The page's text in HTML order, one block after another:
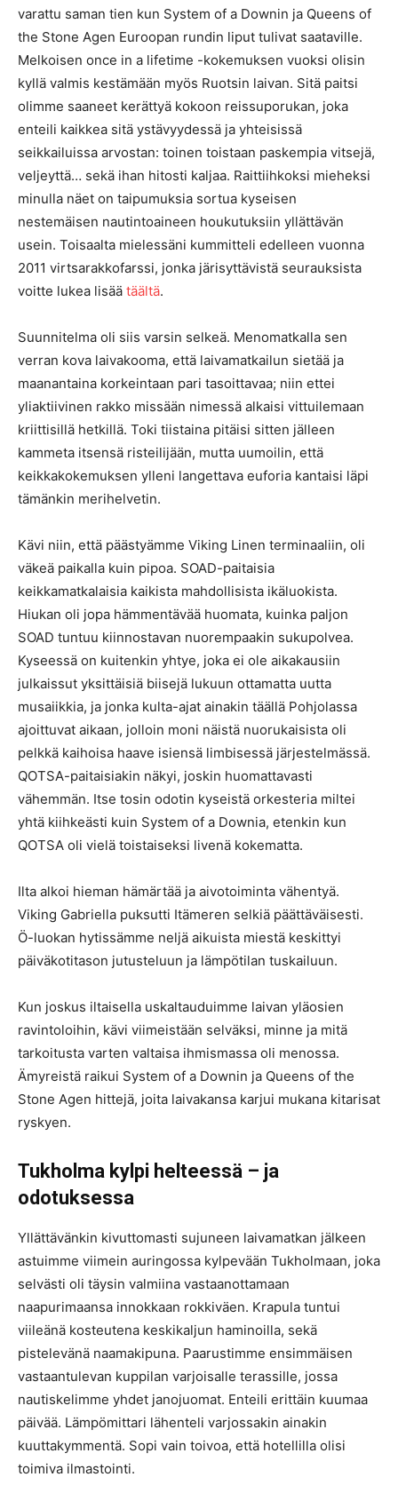
varattu saman tien kun System of a Downin ja Queens of
the Stone Agen Euroopan rundin liput tulivat saataville.
Melkoisen once in a lifetime -kokemuksen vuoksi olisin
kyllä valmis kestämään myös Ruotsin laivan. Sitä paitsi
olimme saaneet kerättyä kokoon reissuporukan, joka
enteili kaikkea sitä ystävyydessä ja yhteisissä
seikkailuissa arvostan: toinen toistaan paskempia vitsejä,
veljeyttä… sekä ihan hitosti kaljaa. Raittiihkoksi mieheksi
minulla näet on taipumuksia sortua kyseisen
nestemäisen nautintoaineen houkutuksiin yllättävän
usein. Toisaalta mielessäni kummitteli edelleen vuonna
2011 virtsarakkofarssi, jonka järisyttävistä seurauksista
voitte lukea lisää täältä.
Suunnitelma oli siis varsin selkeä. Menomatkalla sen
verran kova laivakooma, että laivamatkailun sietää ja
maanantaina korkeintaan pari tasoittavaa; niin ettei
yliaktiivinen rakko missään nimessä alkaisi vittuilemaan
kriittisillä hetkillä. Toki tiistaina pitäisi sitten jälleen
kammeta itsensä risteilijään, mutta uumoilin, että
keikkakokemuksen ylleni langettava euforia kantaisi läpi
tämänkin merihelvetin.
Kävi niin, että päästyämme Viking Linen terminaaliin, oli
väkeä paikalla kuin pipoa. SOAD-paitaisia
keikkamatkalaisia kaikista mahdollisista ikäluokista.
Hiukan oli jopa hämmentävää huomata, kuinka paljon
SOAD tuntuu kiinnostavan nuorempaakin sukupolvea.
Kyseessä on kuitenkin yhtye, joka ei ole aikakausiin
julkaissut yksittäisiä biisejä lukuun ottamatta uutta
musaiikkia, ja jonka kulta-ajat ainakin täällä Pohjolassa
ajoittuvat aikaan, jolloin moni näistä nuorukaisista oli
pelkkä kaihoisa haave isiensä limbisessä järjestelmässä.
QOTSA-paitaisiakin näkyi, joskin huomattavasti
vähemmän. Itse tosin odotin kyseistä orkesteria miltei
yhtä kiihkeästi kuin System of a Downia, etenkin kun
QOTSA oli vielä toistaiseksi livenä kokematta.
Ilta alkoi hieman hämärtää ja aivotoiminta vähentyä.
Viking Gabriella puksutti Itämeren selkiä päättäväisesti.
Ö-luokan hytissämme neljä aikuista miestä keskittyi
päiväkotitason jutusteluun ja lämpötilan tuskailuun.
Kun joskus iltaisella uskaltauduimme laivan yläosien
ravintoloihin, kävi viimeistään selväksi, minne ja mitä
tarkoitusta varten valtaisa ihmismassa oli menossa.
Ämyreistä raikui System of a Downin ja Queens of the
Stone Agen hittejä, joita laivakansa karjui mukana kitarisat
ryskyen.
Tukholma kylpi helteessä – ja
odotuksessa
Yllättävänkin kivuttomasti sujuneen laivamatkan jälkeen
astuimme viimein auringossa kylpevään Tukholmaan, joka
selvästi oli täysin valmiina vastaanottamaan
naapurimaansa innokkaan rokkiväen. Krapula tuntui
viileänä kosteutena keskikaljun haminoilla, sekä
pistelevänä naamakipuna. Paarustimme ensimmäisen
vastaantulevan kuppilan varjoisalle terassille, jossa
nautiskelimme yhdet janojuomat. Enteili erittäin kuumaa
päivää. Lämpömittari lähenteli varjossakin ainakin
kuuttakymmentä. Sopi vain toivoa, että hotellilla olisi
toimiva ilmastointi.